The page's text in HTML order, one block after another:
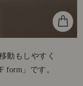
動もしやすく
form」です。